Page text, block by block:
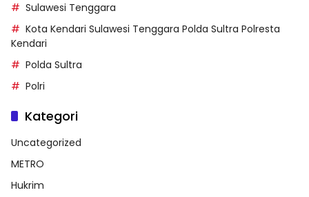
Sulawesi Tenggara
Kota Kendari Sulawesi Tenggara Polda Sultra Polresta
Kendari
Polda Sultra
Polri
Kategori
Uncategorized
METRO
Hukrim